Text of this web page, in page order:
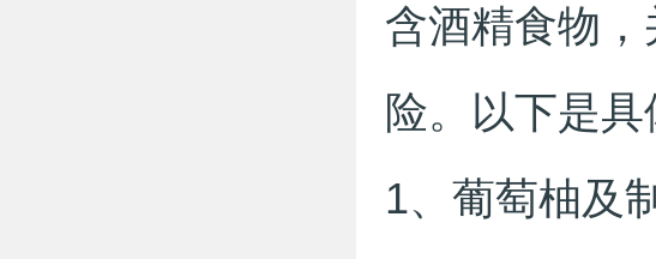
含酒精食物
险。以下是
1、葡萄柚及